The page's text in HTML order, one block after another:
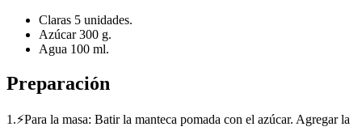
Claras 5 unidades.
Azúcar 300 g.
Agua 100 ml.
Preparación
1.⚡Para la masa: Batir la manteca pomada con el azúcar. Agregar la